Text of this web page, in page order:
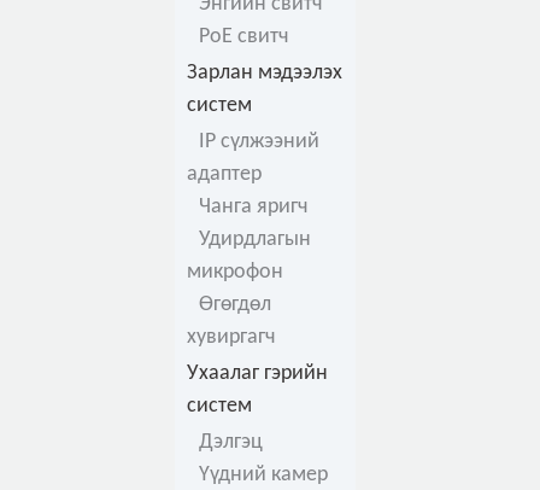
PoE свитч
Зарлан мэдээлэх
систем
IP сүлжээний
адаптер
Чанга яригч
Удирдлагын
микрофон
Өгөгдөл
хувиргагч
Ухаалаг гэрийн
систем
Дэлгэц
Үүдний камер